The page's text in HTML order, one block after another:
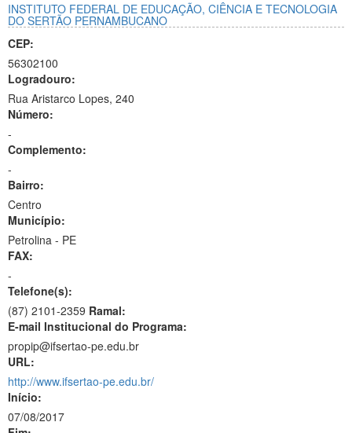
INSTITUTO FEDERAL DE EDUCAÇÃO, CIÊNCIA E TECNOLOGIA
DO SERTÃO PERNAMBUCANO
CEP:
56302100
Logradouro:
Rua Aristarco Lopes, 240
Número:
-
Complemento:
-
Bairro:
Centro
Município:
Petrolina - PE
FAX:
-
Telefone(s):
(87) 2101-2359 Ramal:
E-mail Institucional do Programa:
propip@ifsertao-pe.edu.br
URL:
http://www.ifsertao-pe.edu.br/
Início:
07/08/2017